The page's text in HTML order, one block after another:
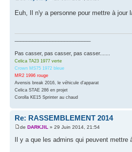
Euh, Il n'y a personne pour mettre à jour
Pas casser, pas casser, pas casser.......
Celica TA23 1977 verte
Crown MS75 1972 bleue
MR2 1996 rouge
Avensis break 2016, le véhicule d'apparat
Celica STAE 286 en projet
Corolla KE15 Sprinter au chaud
Re: RASSEMBLEMENT 2014
de DARKJIL » 29 Juin 2014, 21:54
Il y a que les admins qui peuvent mettre